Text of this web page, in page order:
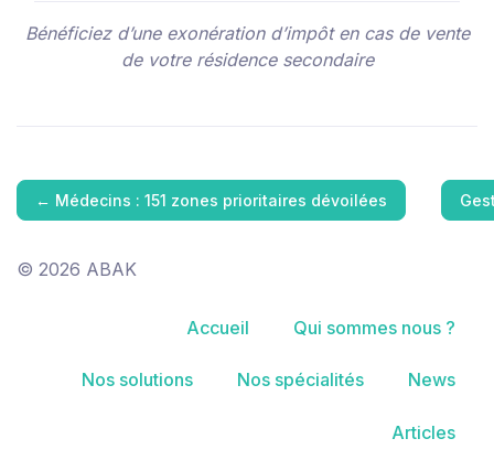
Bénéficiez d’une exonération d’impôt en cas de vente
de votre résidence secondaire
← Médecins : 151 zones prioritaires dévoilées
© 2026 ABAK
Accueil Qui sommes nous ?
Nos solutions Nos spécialités News
Articles